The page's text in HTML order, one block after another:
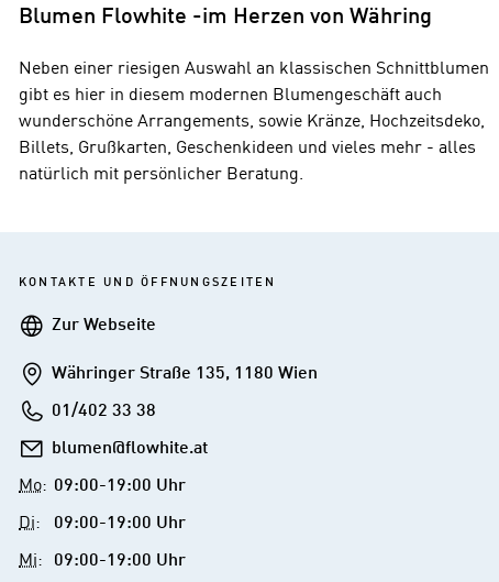
Blumen Flowhite -im Herzen von Währing
Neben einer riesigen Auswahl an klassischen Schnittblumen
gibt es hier in diesem modernen Blumengeschäft auch
wunderschöne Arrangements, sowie Kränze, Hochzeitsdeko,
Billets, Grußkarten, Geschenkideen und vieles mehr - alles
natürlich mit persönlicher Beratung.
KONTAKTE UND ÖFFNUNGSZEITEN
WebseiteZur Webseite
Addresse
Währinger Straße 135, 1180 Wien
Telefon01/402 33 38
E-
blumen@flowhite.at
Mo: 09:00-19:00 Uhr
Di: 09:00-19:00 Uhr
Mi: 09:00-19:00 Uhr